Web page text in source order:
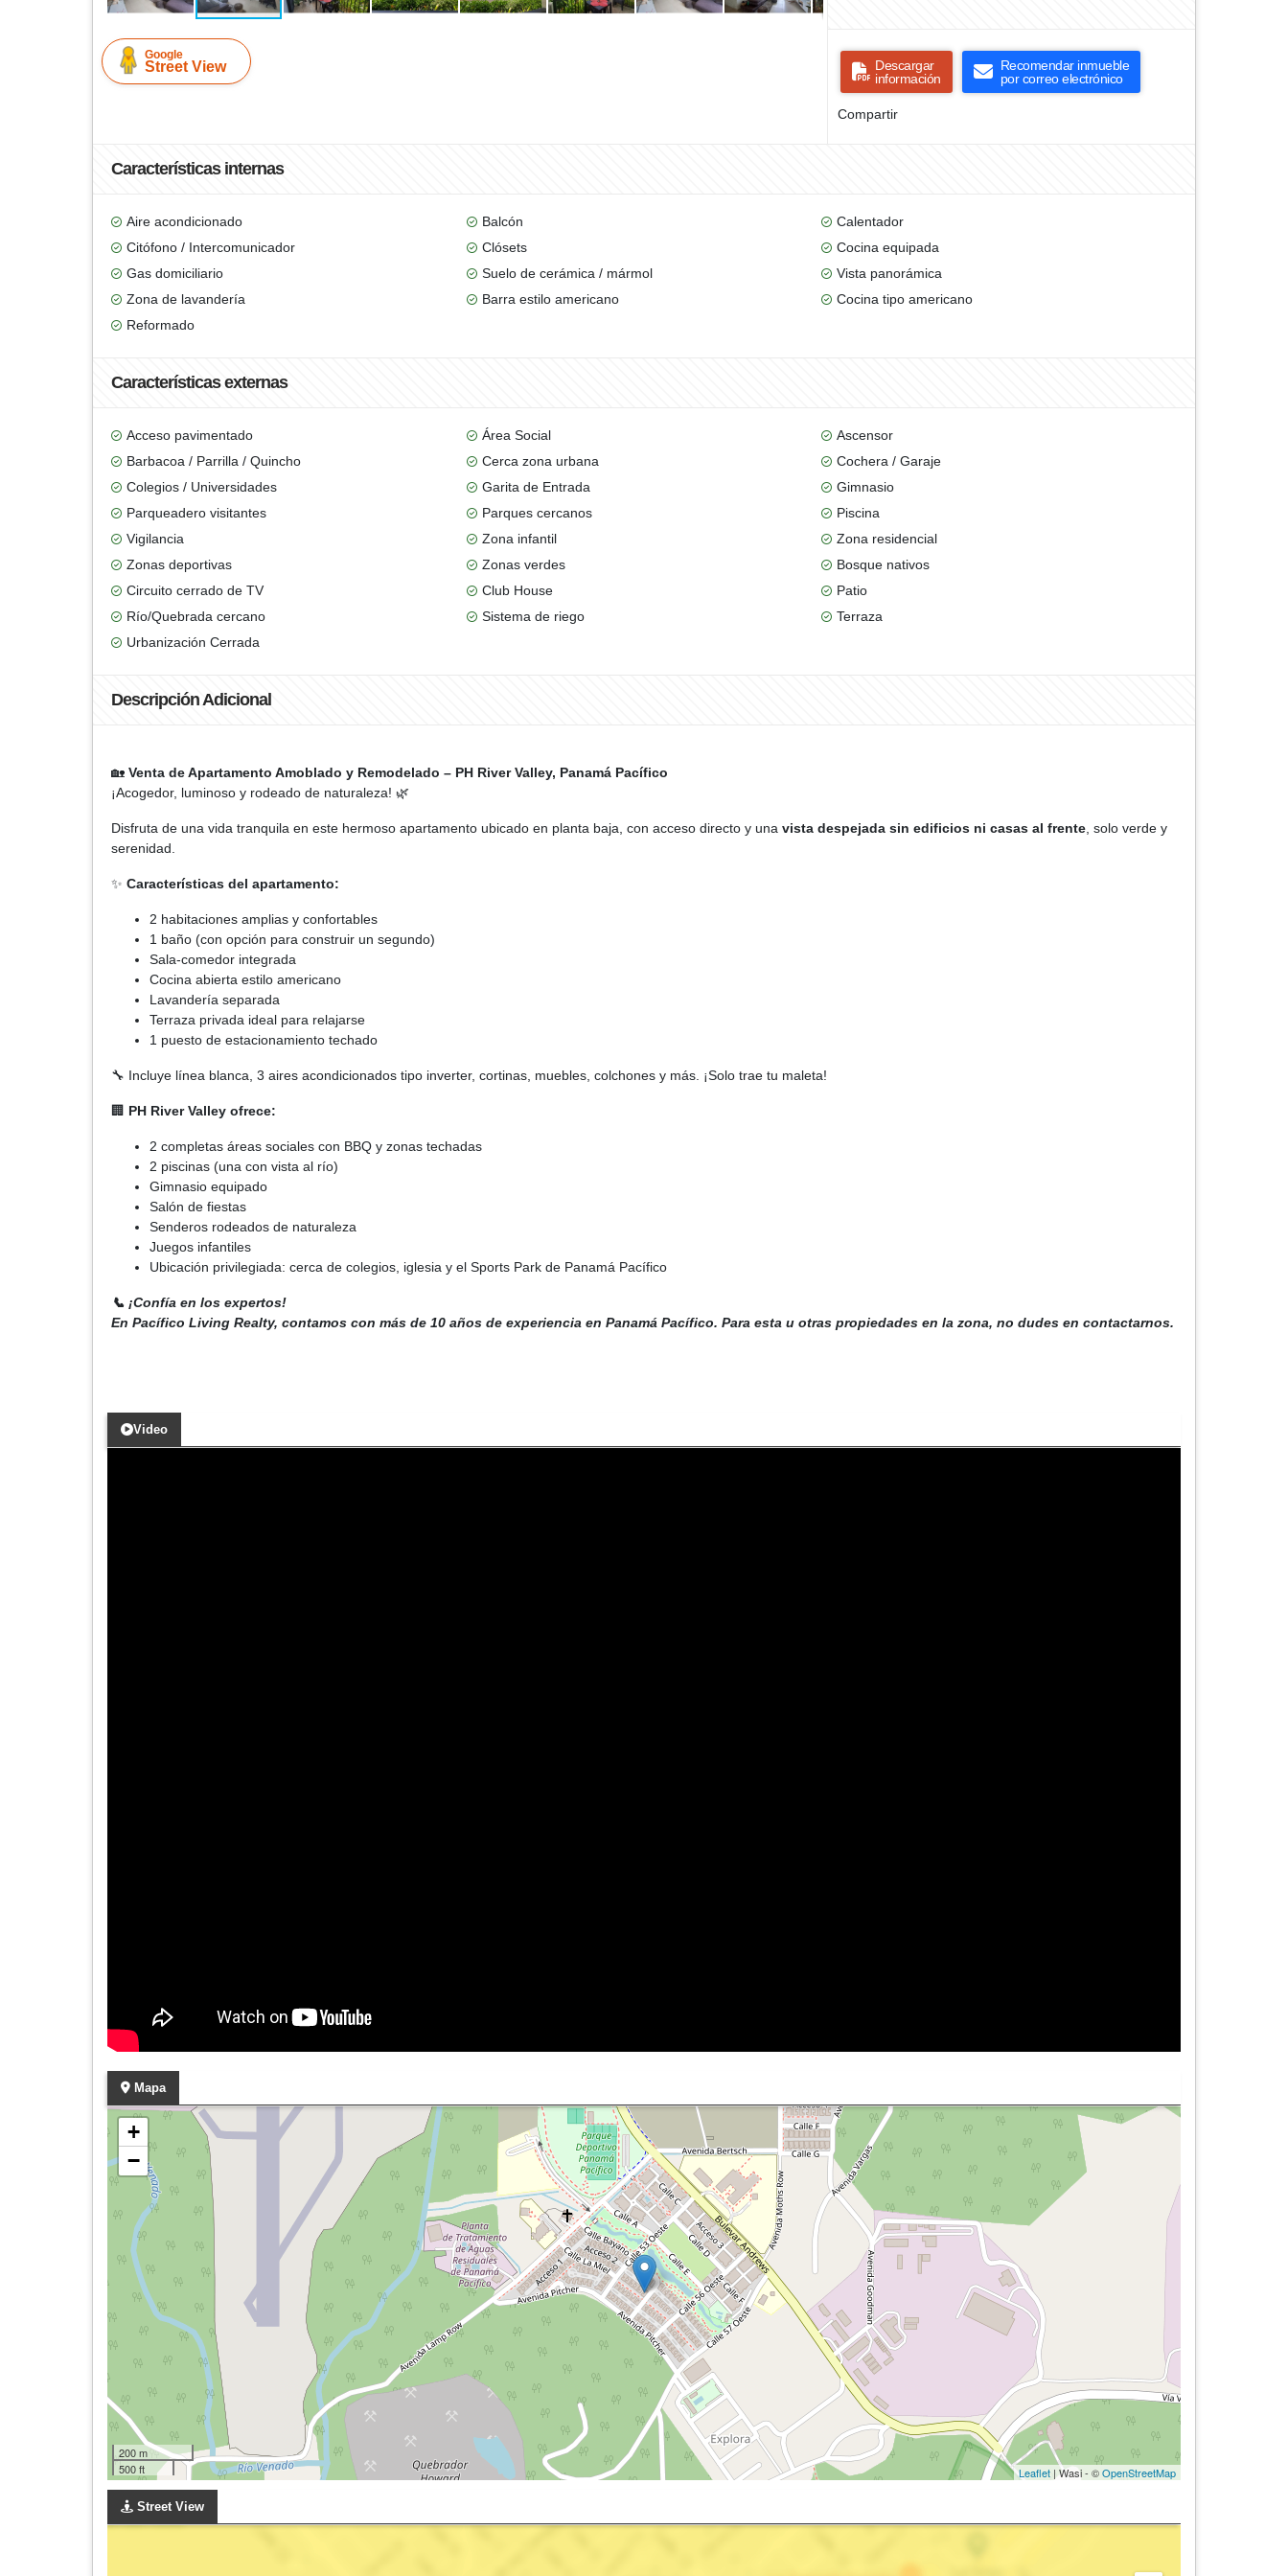
Google
Street View
Descargar
información
Recomendar inmueble
por correo electrónico
Compartir
Características internas
Aire acondicionado Balcón
Calentador
Citófono / Intercomunicador
Clósets
Cocina equipada
Gas domiciliario
Suelo de cerámica / mármol
Vista panorámica
Zona de lavandería
Barra estilo americano
Cocina tipo americano
Reformado
Características externas
Acceso pavimentado Área Social
Ascensor
Barbacoa / Parrilla / Quincho
Cerca zona urbana
Cochera / Garaje
Colegios / Universidades
Garita de Entrada
Gimnasio
Parqueadero visitantes
Parques cercanos
Piscina
Vigilancia
Zona infantil
Zona residencial
Zonas deportivas
Zonas verdes
Bosque nativos
Circuito cerrado de TV
Club House
Patio
Río/Quebrada cercano
Sistema de riego
Terraza
Urbanización Cerrada
Descripción Adicional
🏡 Venta de Apartamento Amoblado y Remodelado – PH River Valley, Panamá Pacífico
¡Acogedor, luminoso y rodeado de naturaleza! 🌿
Disfruta de una vida tranquila en este hermoso apartamento ubicado en planta baja, con acceso directo y una vista despejada sin edificios ni casas al frente , solo verde y
serenidad.
✨ Características del apartamento:
2 habitaciones amplias y confortables
1 baño (con opción para construir un segundo)
Sala-comedor integrada
Cocina abierta estilo americano
Lavandería separada
Terraza privada ideal para relajarse
1 puesto de estacionamiento techado
🔧 Incluye línea blanca, 3 aires acondicionados tipo inverter, cortinas, muebles, colchones y más. ¡Solo trae tu maleta!
🏢 PH River Valley ofrece:
2 completas áreas sociales con BBQ y zonas techadas
2 piscinas (una con vista al río)
Gimnasio equipado
Salón de fiestas
Senderos rodeados de naturaleza
Juegos infantiles
Ubicación privilegiada: cerca de colegios, iglesia y el Sports Park de Panamá Pacífico
📞 ¡Confía en los expertos!
En Pacífico Living Realty, contamos con más de 10 años de experiencia en Panamá Pacífico. Para esta u otras propiedades en la zona, no dudes en contactarnos.
Video
Mapa
+
−
200 m
500 ft
Leaflet | Wasi - ©OpenStreetMap
Street View